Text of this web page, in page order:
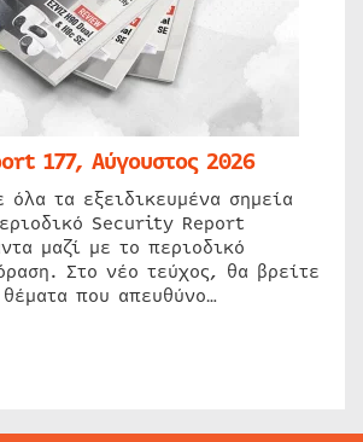
177, Αύγουστος 2026
όλα τα εξειδικευμένα σημεία
Security Report
μαζί με το περιοδικό
Στο νέο τεύχος, θα βρείτε
που απευθύνο…